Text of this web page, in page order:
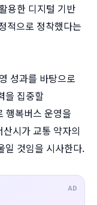
용한 디지털 기반
적으로 정착했다는
성과를 바탕으로
을 집중할
행복버스 운영을
시가 교통 약자의
일 것임을 시사한다.
AD